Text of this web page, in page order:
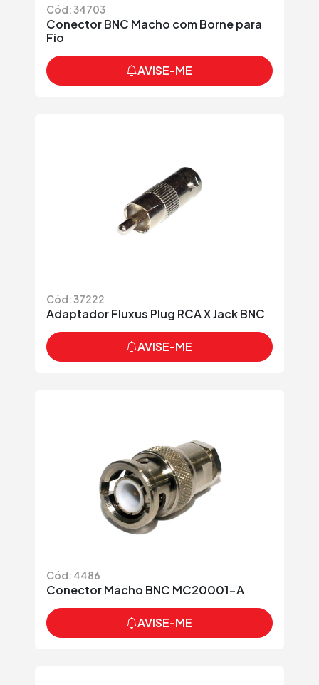
Cód: 34703
Conector BNC Macho com Borne para
Fio
AVISE-ME
Cód: 37222
Adaptador Fluxus Plug RCA X Jack BNC
AVISE-ME
Cód: 4486
Conector Macho BNC MC20001-A
AVISE-ME